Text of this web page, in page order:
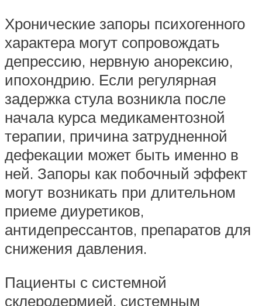
Хронические запоры психогенного
характера могут сопровождать
депрессию, нервную анорексию,
ипохондрию. Если регулярная
задержка стула возникла после
начала курса медикаментозной
терапии, причина затрудненной
дефекации может быть именно в
ней. Запоры как побочный эффект
могут возникать при длительном
приеме диуретиков,
антидепрессантов, препаратов для
снижения давления.
Пациенты с системной
склеродермией, системным